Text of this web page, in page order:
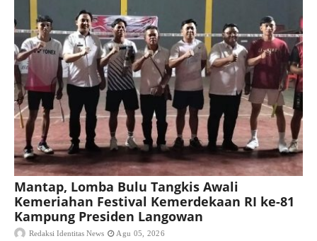
Mantap, Lomba Bulu Tangkis Awali
Kemeriahan Festival Kemerdekaan RI ke-81
Kampung Presiden Langowan
Redaksi Identitas News Agu 05, 2026